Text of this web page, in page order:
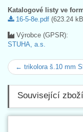
Katalogové listy ve
16-5-8e.pdf (623.24
Výrobce (GPSR):
STUHA, a.s.
← trikolora š.10 mm
Související zboží